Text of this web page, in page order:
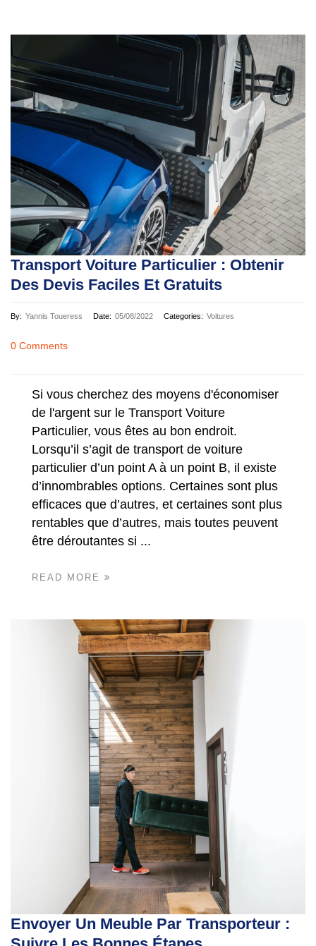
Transport Voiture Particulier : Obtenir
Des Devis Faciles Et Gratuits
By: Yannis Toueress Date: 05/08/2022 Categories: Voitures
0 Comments
Si vous cherchez des moyens d'économiser
de l'argent sur le Transport Voiture
Particulier, vous êtes au bon endroit.
Lorsqu’il s’agit de transport de voiture
particulier d’un point A à un point B, il existe
d’innombrables options. Certaines sont plus
efficaces que d’autres, et certaines sont plus
rentables que d’autres, mais toutes peuvent
être déroutantes si ...
READ MORE
Envoyer Un Meuble Par Transporteur :